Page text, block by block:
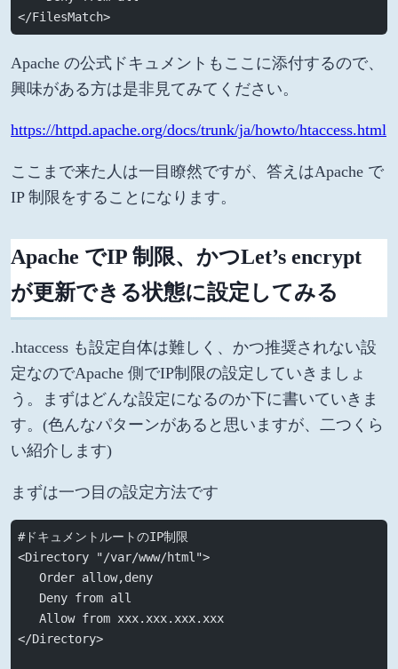
</FilesMatch>
Apache の公式ドキュメントもここに添付するので、
興味がある方は是非見てみてください。
https://httpd.apache.org/docs/trunk/ja/howto/htaccess.html
ここまで来た人は一目瞭然ですが、答えはApache で
IP 制限をすることになります。
Apache でIP 制限、かつLet’s encrypt
が更新できる状態に設定してみる
.htaccess も設定自体は難しく、かつ推奨されない設
定なのでApache 側でIP制限の設定していきましょ
う。まずはどんな設定になるのか下に書いていきま
す。(色んなパターンがあると思いますが、二つくら
い紹介します)
まずは一つ目の設定方法です
#ドキュメントルートのIP制限
<Directory "/var/www/html">
   Order allow,deny
   Deny from all
   Allow from xxx.xxx.xxx.xxx
</Directory>